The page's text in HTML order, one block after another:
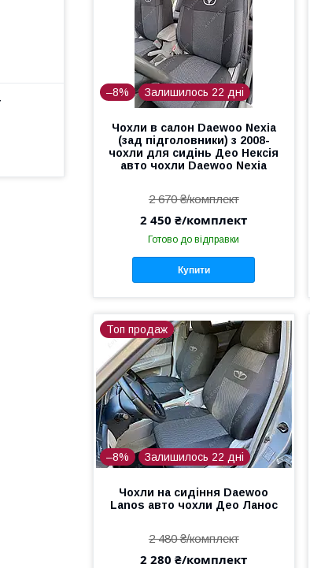
–8% Залишилось 22 дні
Чохли в салон Daewoo Nexia
(зад підголовники) з 2008-
чохли для сидінь Део Нексія
авто чохли Daewoo Nexia
2 670 ₴/комплект
2 450 ₴/комплект
Готово до відправки
Купити
Топ продаж
–8% Залишилось 22 дні
Чохли на сидіння Daewoo
Lanos авто чохли Део Ланос
2 480 ₴/комплект
2 280 ₴/комплект